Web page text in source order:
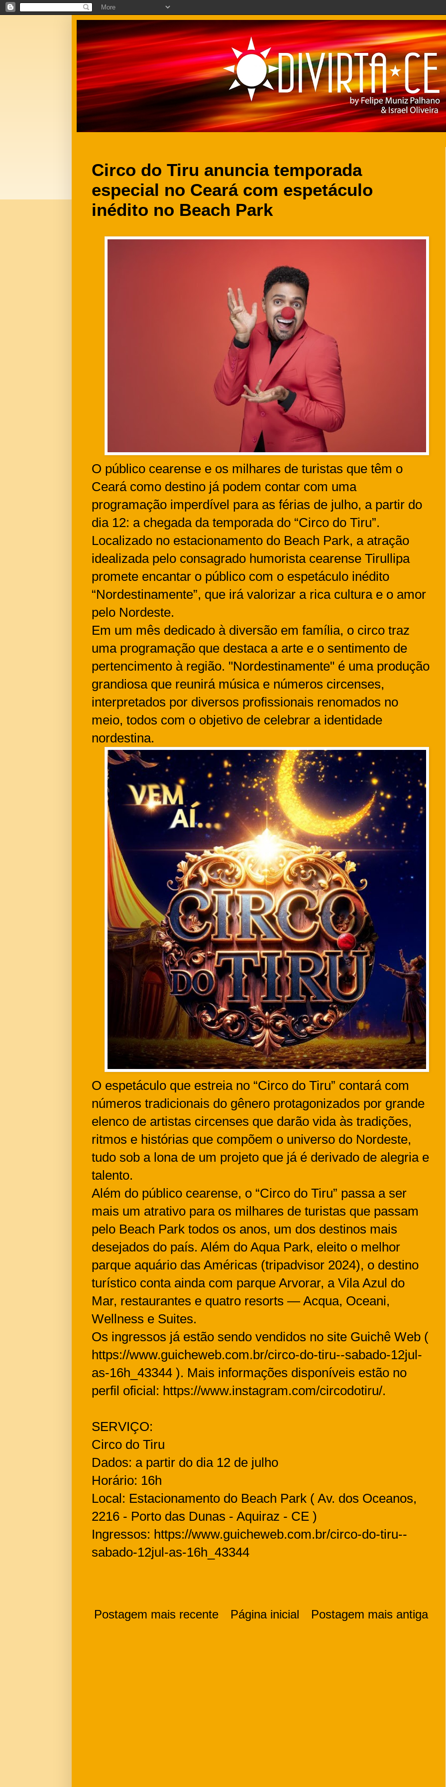
Circo do Tiru anuncia temporada
especial no Ceará com espetáculo
inédito no Beach Park
O público cearense e os milhares de turistas que têm o
Ceará como destino já podem contar com uma
programação imperdível para as férias de julho, a partir do
dia 12: a chegada da temporada do “Circo do Tiru”.
Localizado no estacionamento do Beach Park, a atração
idealizada pelo consagrado humorista cearense Tirullipa
promete encantar o público com o espetáculo inédito
“Nordestinamente”, que irá valorizar a rica cultura e o amor
pelo Nordeste.
Em um mês dedicado à diversão em família, o circo traz
uma programação que destaca a arte e o sentimento de
pertencimento à região. "Nordestinamente" é uma produção
grandiosa que reunirá música e números circenses,
interpretados por diversos profissionais renomados no
meio, todos com o objetivo de celebrar a identidade
nordestina.
O espetáculo que estreia no “Circo do Tiru” contará com
números tradicionais do gênero protagonizados por grande
elenco de artistas circenses que darão vida às tradições,
ritmos e histórias que compõem o universo do Nordeste,
tudo sob a lona de um projeto que já é derivado de alegria e
talento.
Além do público cearense, o “Circo do Tiru” passa a ser
mais um atrativo para os milhares de turistas que passam
pelo Beach Park todos os anos, um dos destinos mais
desejados do país. Além do Aqua Park, eleito o melhor
parque aquário das Américas (tripadvisor 2024), o destino
turístico conta ainda com parque Arvorar, a Vila Azul do
Mar, restaurantes e quatro resorts — Acqua, Oceani,
Wellness e Suites.
Os ingressos já estão sendo vendidos no site Guichê Web (
https://www.guicheweb.com.br/circo-do-tiru--sabado-12jul-
as-16h_43344 ). Mais informações disponíveis estão no
perfil oficial: https://www.instagram.com/circodotiru/.
SERVIÇO:
Circo do Tiru
Dados: a partir do dia 12 de julho
Horário: 16h
Local: Estacionamento do Beach Park ( Av. dos Oceanos,
2216 - Porto das Dunas - Aquiraz - CE )
Ingressos: https://www.guicheweb.com.br/circo-do-tiru--
sabado-12jul-as-16h_43344
Postagem mais recente Postagem mais antiga
Página inicial